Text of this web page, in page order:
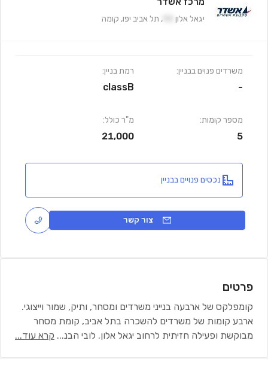
יגאל אלון , תל אביב יפו, קומה
משרדים פנוים בבניין:
-
מספר קומות:
5
רמת בניין:
classB
מ"ר כולל:
21,000
נכסים פנויים בבניין
צור קשר
פרטים
קומפלקס של ארבעה בנייני משרדים ומסחר, ותיק, שמור וייצוגי.
ארבע קומות של משרדים להשכרה בתל אביב, קומת מסחר
מבוקשת ופעילה חזיתית לרחוב יגאל אלון. לובי הבנ... קרא עוד...